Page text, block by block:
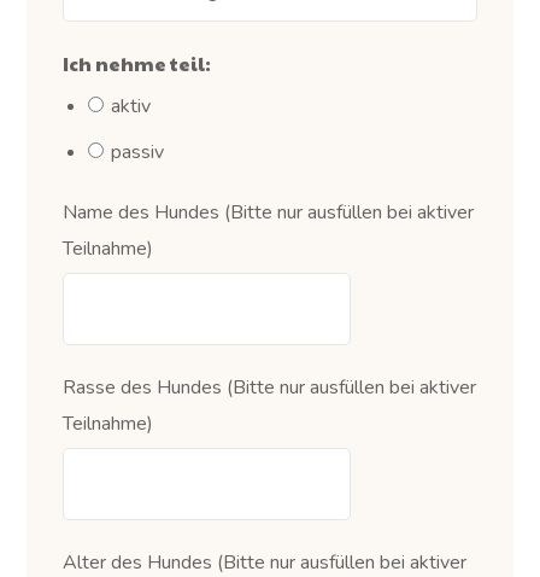
Ich nehme teil:
aktiv
passiv
Name des Hundes (Bitte nur ausfüllen bei aktiver
Teilnahme)
Rasse des Hundes (Bitte nur ausfüllen bei aktiver
Teilnahme)
Alter des Hundes (Bitte nur ausfüllen bei aktiver